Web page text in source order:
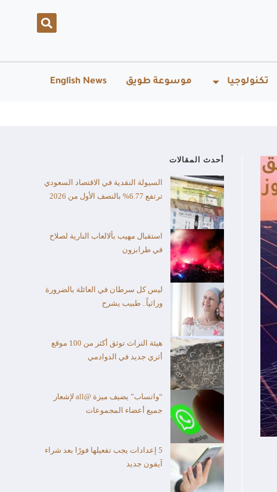
تكنولوجيا موسوعة طويق English News
أحدث المقالات
السيولة النقدية في الاقتصاد السعودي
ترتفع 6.77% بالنصف الأول من 2026
استقبال مهيب بألالعاب النارية لصلاح
في طرابزون
ليس كل سرطان في العائلة بالضرورة
وراثياً.. طبيب يشرح
هيئة التراث توثق أكثر من 100 موقع
أثري جديد في الدوادمي
“واتساب” يضيف ميزة @all لإشعار
جميع أعضاء المجموعات
5 إعدادات يجب تفعيلها فورًا بعد شراء
آيفون جديد